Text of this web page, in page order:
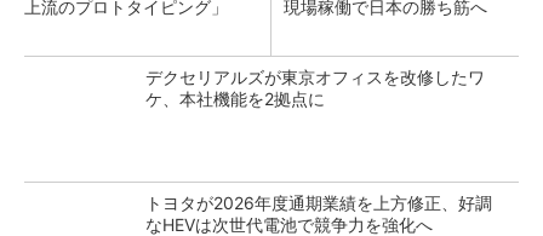
上流のプロトタイピング」
現場稼働で日本の勝ち筋へ
デクセリアルズが東京オフィスを改修したワ
ケ、本社機能を2拠点に
トヨタが2026年度通期業績を上方修正、好調
なHEVは次世代電池で競争力を強化へ